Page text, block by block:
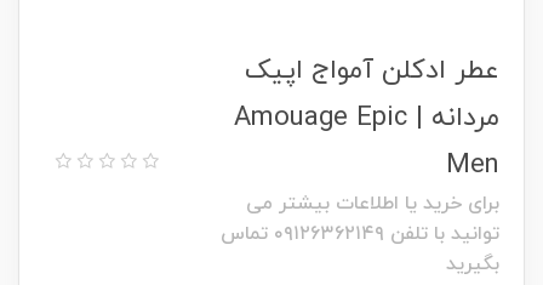
عطر ادکلن آمواج اپیک
مردانه | Amouage Epic
Men
برای خرید یا اطلاعات بیشتر می
توانید با تلفن ۰۹۱۲۶۳۶۲۱۴۹ تماس
بگیرید